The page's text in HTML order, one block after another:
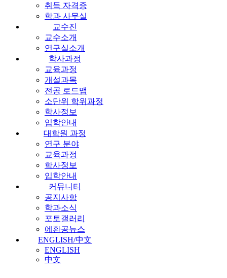
취득 자격증
학과 사무실
교수진
교수소개
연구실소개
학사과정
교육과정
개설과목
전공 로드맵
소단위 학위과정
학사정보
입학안내
대학원 과정
연구 분야
교육과정
학사정보
입학안내
커뮤니티
공지사항
학과소식
포토갤러리
에환공뉴스
ENGLISH/中文
ENGLISH
中文